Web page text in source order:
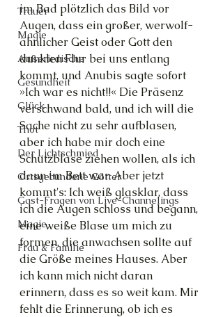
Trauer
Magie
Außerirdische
Gesundheit
Glück
Thot
Der Lichtschmied
Ortsgebundene Götter
Gast-Fragen von Live-Channelings
Magie
Frau & Familie
im Bad plötzlich das Bild vor
Augen, dass ein großer, werwolf-
ähnlicher Geist oder Gott den
dunklen Flur bei uns entlang
kommt, und Anubis sagte sofort
»Ich war es nicht!!« Die Präsenz
verschwand bald, und ich will die
Sache nicht zu sehr aufblasen,
aber ich habe mir doch eine
Schutzblase ziehen wollen, als ich
dann im Bett war. Aber jetzt
kommt's: Ich weiß glasklar, dass
ich die Augen schloss und begann,
eine weiße Blase um mich zu
formen, die anwachsen sollte auf
die Größe meines Hauses. Aber
ich kann mich nicht daran
erinnern, dass es so weit kam. Mir
fehlt die Erinnerung, ob ich es